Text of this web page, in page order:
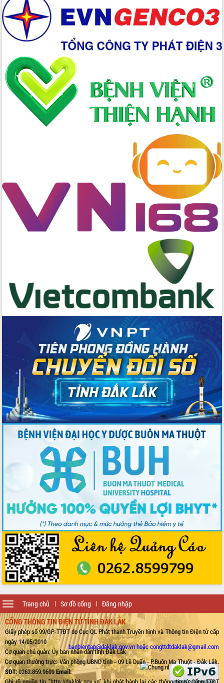
Trang chủ Sơ đồ cổng Đăng nhập
Toggle
navigation
CỔNG THÔNG TIN ĐIỆN TỬ TỈNH ĐẮK LẮK
Giấy phép số 99/GP-TTĐT do Cục QL Phát thanh Truyền hình và Thông tin Điện tử cấp
ngày 14/05/2010
Cơ quan chủ quản: Ủy ban nhân dân tỉnh Đắk Lắk
Cơ quan thường trực: Văn phòng UBND tỉnh - 09 Lê Duẩn - P.Buôn Ma Thuột - Đắk Lắk.
SĐT:0262.859.9699Email:
banbientap@daklak.gov.vn hoặc congttdtdaklak@gmail.com